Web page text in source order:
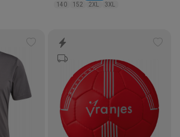
140 152 2XL 3XL
ønskeliste